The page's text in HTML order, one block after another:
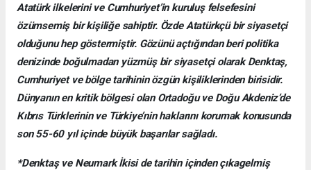
Atatürk ilkelerini ve Cumhuriyet’in kuruluş felsefesini
özümsemiş bir kişiliğe sahiptir. Özde Atatürkçü bir siyasetçi
olduğunu hep göstermiştir. Gözünü açtığından beri politika
denizinde boğulmadan yüzmüş bir siyasetçi olarak Denktaş,
Cumhuriyet ve bölge tarihinin özgün kişiliklerinden birisidir.
Dünyanın en kritik bölgesi olan Ortadoğu ve Doğu Akdeniz’de
Kıbrıs Türklerinin ve Türkiye’nin haklarını korumak konusunda
son 55-60 yıl içinde büyük başarılar sağladı.
*Denktaş ve Neumark İkisi de tarihin içinden çıkagelmiş